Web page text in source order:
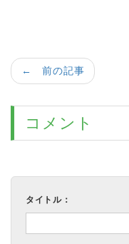
← 前の記事
コメント
タイトル：